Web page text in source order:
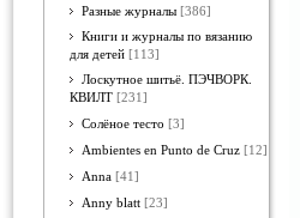
Разные журналы [386]
Книги и журналы по вязанию
для детей [113]
Лоскутное шитьё. ПЭЧВОРК.
КВИЛТ [231]
Солёное тесто [3]
Ambientes en Punto de Cruz [12]
Anna [41]
Anny blatt [23]